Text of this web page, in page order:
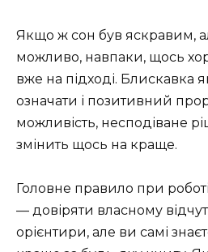
Якщо ж сон був яскравим,
можливо, навпаки, щось
вже на підході. Блискавка
означати і позитивний
можливість, несподіване
змінить щось на краще.
Головне правило при
— довіряти власному
орієнтири, але ви самі